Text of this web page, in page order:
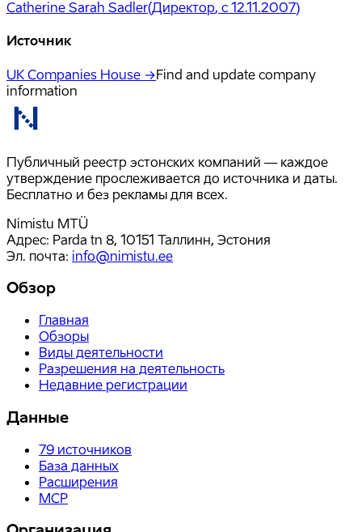
Catherine Sarah Sadler(Директор, с 12.11.2007)
Источник
UK Companies House →Find and update company
information
Публичный реестр эстонских компаний — каждое
утверждение прослеживается до источника и даты.
Бесплатно и без рекламы для всех.
Nimistu MTÜ
Адрес: Parda tn 8, 10151 Таллинн, Эстония
Эл. почта: info@nimistu.ee
Обзор
Главная
Обзоры
Виды деятельности
Разрешения на деятельность
Недавние регистрации
Данные
79 источников
База данных
Расширения
MCP